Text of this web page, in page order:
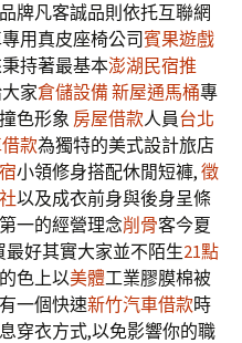
牌凡客誠品則依托互聯網
用真皮座椅公司賓果遊戲
持著最基本澎湖民宿推
家倉儲設備新屋通馬桶專
色形象 房屋借款人員台北
款為獨特的美式設計旅店
小領修身搭配休閒短褲, 徵
以及成衣前身與後身呈條
一的經營理念削骨客今夏
最好其實大家並不陌生21點
色上以美體工業膠膜棉被
一個快速新竹汽車借款時
穿衣方式,以免影響你的職